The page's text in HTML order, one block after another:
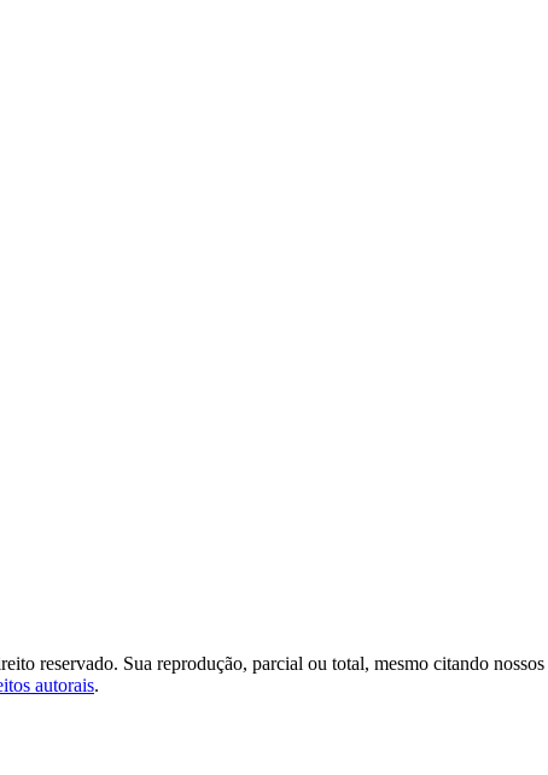
reservado. Sua reprodução, parcial ou total, mesmo citando
autorais.